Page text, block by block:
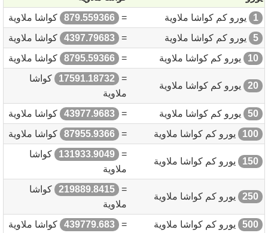
1
يورو كم كواشا ملاوية =
879.559366
كواشا ملاوية
5
يورو كم كواشا ملاوية =
4397.79683
كواشا ملاوية
10
يورو كم كواشا ملاوية =
8795.59366 كواشا ملاوية
20 يورو كم كواشا ملاوية
=
17591.18732
كواشا
ملاوية
50
يورو كم كواشا ملاوية =
43977.9683
كواشا ملاوية
100
يورو كم كواشا ملاوية =
87955.9366 كواشا ملاوية
150 يورو كم كواشا ملاوية
=
131933.9049
كواشا
ملاوية
250 يورو كم كواشا ملاوية
=
219889.8415
كواشا
ملاوية
500
يورو كم كواشا ملاوية =
439779.683
كواشا ملاوية